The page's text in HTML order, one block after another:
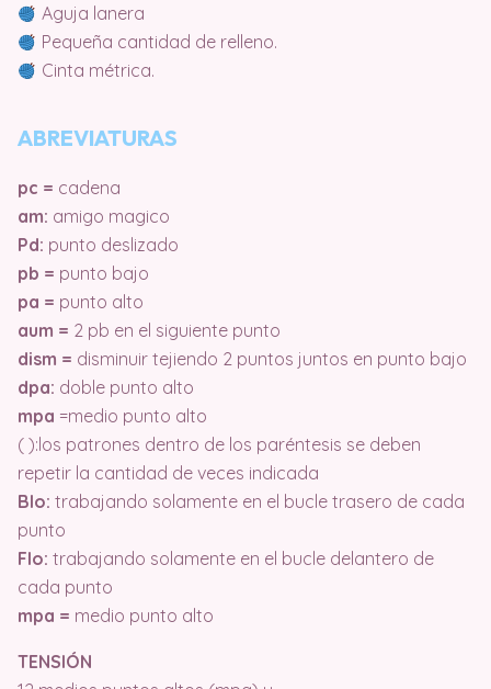
Aguja lanera
Pequeña cantidad de relleno.
Cinta métrica.
ABREVIATURAS
pc = cadena
am: amigo magico
Pd: punto deslizado
pb = punto bajo
pa = punto alto
aum = 2 pb en el siguiente punto
dism = disminuir tejiendo 2 puntos juntos en punto bajo
dpa: doble punto alto
mpa =medio punto alto
( ):los patrones dentro de los paréntesis se deben
repetir la cantidad de veces indicada
Blo: trabajando solamente en el bucle trasero de cada
punto
Flo: trabajando solamente en el bucle delantero de
cada punto
mpa = medio punto alto
TENSIÓN